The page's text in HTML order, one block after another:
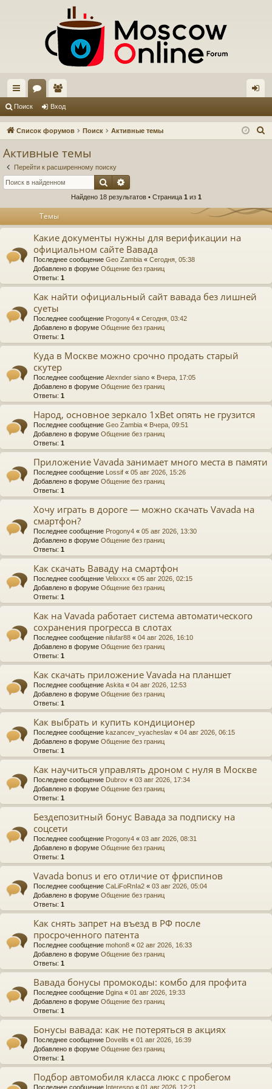
с
ы ум
ол
ьз
ел
д
Поиск Вход
Список форумов Поиск Активные темы
Активные темы
Перейти к расширенному поиску
Поиск
Найдено 18 результатов • Страница 1 из 1
Темы
Какие документы нужны для верификации на
официальном сайте Вавада
Последнее сообщение Geo Zambia « Сегодня, 05:38
Добавлено в форуме Общение без границ
Ответы: 1
Как найти официальный сайт вавада без лишней
суеты
Последнее сообщение Progony4 « Сегодня, 03:42
Добавлено в форуме Общение без границ
Ответы: 1
Куда в Москве можно срочно продать старый
скутер
Последнее сообщение Alexnder siano « Вчера, 17:05
Добавлено в форуме Общение без границ
Ответы: 1
Народ, основное зеркало 1xBet опять не грузится
Последнее сообщение Geo Zambia « Вчера, 09:51
Добавлено в форуме Общение без границ
Ответы: 1
Приложение Vavada занимает много места в памяти
Последнее сообщение Lossif « 05 авг 2026, 15:26
Добавлено в форуме Общение без границ
Ответы: 1
Хочу играть в дороге — можно скачать Vavada на
смартфон?
Последнее сообщение Progony4 « 05 авг 2026, 13:30
Добавлено в форуме Общение без границ
Ответы: 1
Как скачать Ваваду на смартфон
Последнее сообщение Velixxxx « 05 авг 2026, 02:15
Добавлено в форуме Общение без границ
Ответы: 1
Как на Vavada работает система автоматического
сохранения прогресса в слотах
Последнее сообщение nilufar88 « 04 авг 2026, 16:10
Добавлено в форуме Общение без границ
Ответы: 1
Как скачать приложение Vavada на планшет
Последнее сообщение Askita « 04 авг 2026, 12:53
Добавлено в форуме Общение без границ
Ответы: 1
Как выбрать и купить кондиционер
Последнее сообщение kazancev_vyacheslav « 04 авг 2026, 06:15
Добавлено в форуме Общение без границ
Ответы: 1
Как научиться управлять дроном с нуля в Москве
Последнее сообщение Dubrov « 03 авг 2026, 17:34
Добавлено в форуме Общение без границ
Ответы: 1
Бездепозитный бонус Вавада за подписку на
соцсети
Последнее сообщение Progony4 « 03 авг 2026, 08:31
Добавлено в форуме Общение без границ
Ответы: 1
Vavada bonus и его отличие от фриспинов
Последнее сообщение CaLiFoRnIa2 « 03 авг 2026, 05:04
Добавлено в форуме Общение без границ
Ответы: 1
Как снять запрет на въезд в РФ после
просроченного патента
Последнее сообщение mohon8 « 02 авг 2026, 16:33
Добавлено в форуме Общение без границ
Ответы: 1
Вавада бонусы промокоды: комбо для профита
Последнее сообщение Dgina « 01 авг 2026, 19:33
Добавлено в форуме Общение без границ
Ответы: 1
Бонусы вавада: как не потеряться в акциях
Последнее сообщение Dovelils « 01 авг 2026, 16:39
Добавлено в форуме Общение без границ
Ответы: 1
Подбор автомобиля класса люкс с пробегом
Последнее сообщение Interesno « 01 авг 2026, 12:21